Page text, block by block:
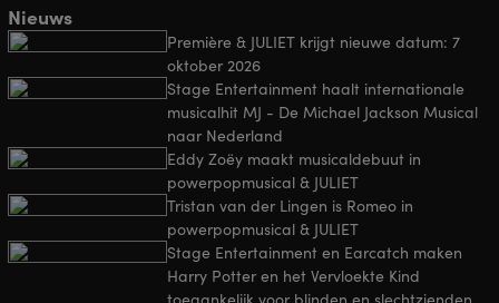
Nieuws
Première & JULIET krijgt nieuwe datum: 7
oktober 2026
Stage Entertainment haalt internationale
musicalhit MJ - De Michael Jackson Musical
naar Nederland
Eddy Zoëy maakt musicaldebuut in
powerpopmusical & JULIET
Tristan van der Lingen is Romeo in
powerpopmusical & JULIET
Stage Entertainment en Earcatch maken
Harry Potter en het Vervloekte Kind